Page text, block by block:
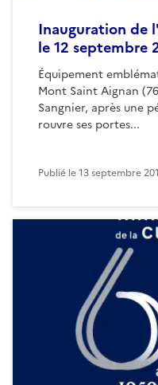
Inauguration de
le 12 septembre
Équipement
Mont Saint Aignan
Sangnier, après une
rouvre ses portes...
Publié le13 septembre